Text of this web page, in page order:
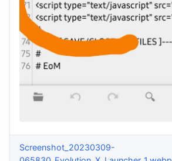
Screenshot_20230309-